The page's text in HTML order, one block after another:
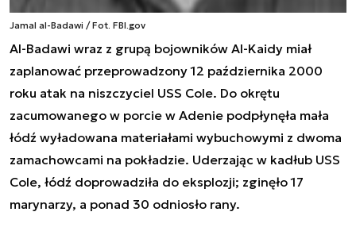
Jamal al-Badawi / Fot. FBI.gov
Al-Badawi wraz z grupą bojowników Al-Kaidy miał
zaplanować przeprowadzony 12 października 2000
roku atak na niszczyciel USS Cole. Do okrętu
zacumowanego w porcie w Adenie podpłynęła mała
łódź wyładowana materiałami wybuchowymi z dwoma
zamachowcami na pokładzie. Uderzając w kadłub USS
Cole, łódź doprowadziła do eksplozji; zginęło 17
marynarzy, a ponad 30 odniosło rany.